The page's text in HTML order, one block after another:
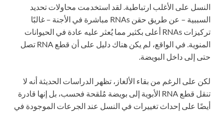
النسل على الأغلب ارتباطية. لقد استخدمت محاولات تحديد
السببية – عن طريق حقن RNAs مباشرة في الأجنة – غالبًا
تركيزات RNAs أعلى بكثير مما يُعثر عليه عادة في الحيوانات
المنوية. في الواقع، لم يكن هناك دليل على أن قطع RNA تصل
حتى إلى داخل البويضة.
لكن على الرغم من بقاء الألغاز، تظهر الدراسات الحديثة أنه لا
تنقل قطع RNA الأبوية إلى بويضة مُلقحة فحسب، بل إنها قادرة
أيضًا على إحداث تغييرات في النسل عند الجرعات الموجودة في